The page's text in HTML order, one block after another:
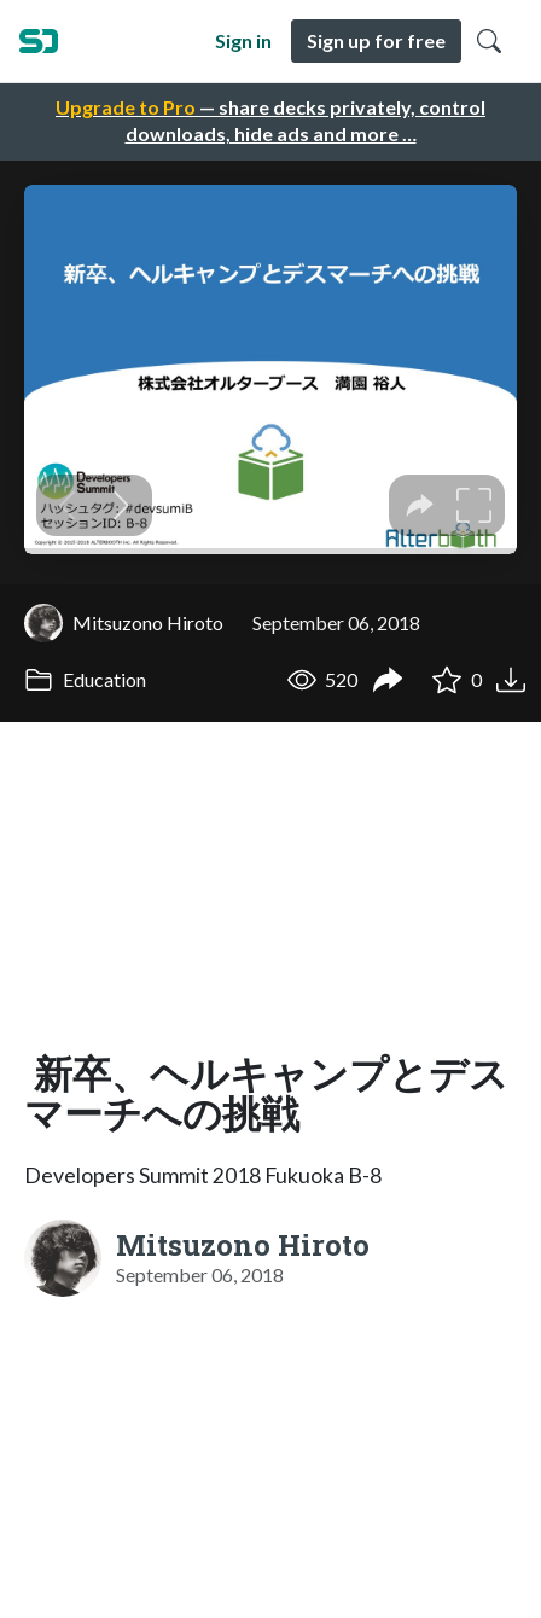
Upgrade to Pro — share decks privately, control
downloads, hide ads and more …
Sign in Sign up for free
Mitsuzono Hiroto September 06, 2018
Education 520 0
新卒、ヘルキャンプとデス
マーチへの挑戦
Developers Summit 2018 Fukuoka B-8
Mitsuzono Hiroto
September 06, 2018